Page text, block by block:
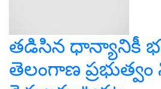
తడిసిన ధాన్యానికీ
తెలంగాణ ప్రభుత్వం